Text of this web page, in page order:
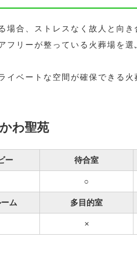
場合、ストレスなく故人と向き
フリーが整っている火葬場を選
イベートな空間が確保できる
わ聖苑
ー 待合室
○
ム 多目的室
×